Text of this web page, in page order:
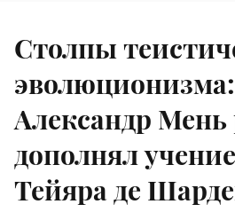
Столпы
Александр Мень
дополнял
Тейяра де